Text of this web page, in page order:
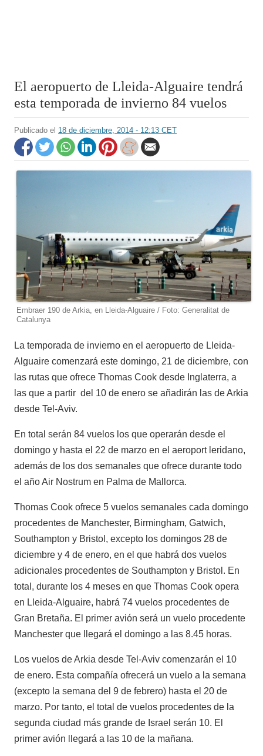
El aeropuerto de Lleida-Alguaire tendrá
esta temporada de invierno 84 vuelos
Publicado el 18 de diciembre, 2014 - 12:13 CET
Embraer 190 de Arkia, en Lleida-Alguaire / Foto: Generalitat de
Catalunya
La temporada de invierno en el aeropuerto de Lleida-
Alguaire comenzará este domingo, 21 de diciembre, con
las rutas que ofrece Thomas Cook desde Inglaterra, a
las que a partir del 10 de enero se añadirán las de Arkia
desde Tel-Aviv.
En total serán 84 vuelos los que operarán desde el
domingo y hasta el 22 de marzo en el aeroport leridano,
además de los dos semanales que ofrece durante todo
el año Air Nostrum en Palma de Mallorca.
Thomas Cook ofrece 5 vuelos semanales cada domingo
procedentes de Manchester, Birmingham, Gatwich,
Southampton y Bristol, excepto los domingos 28 de
diciembre y 4 de enero, en el que habrá dos vuelos
adicionales procedentes de Southampton y Bristol. En
total, durante los 4 meses en que Thomas Cook opera
en Lleida-Alguaire, habrá 74 vuelos procedentes de
Gran Bretaña. El primer avión será un vuelo procedente
Manchester que llegará el domingo a las 8.45 horas.
Los vuelos de Arkia desde Tel-Aviv comenzarán el 10
de enero. Esta compañía ofrecerá un vuelo a la semana
(excepto la semana del 9 de febrero) hasta el 20 de
marzo. Por tanto, el total de vuelos procedentes de la
segunda ciudad más grande de Israel serán 10. El
primer avión llegará a las 10 de la mañana.